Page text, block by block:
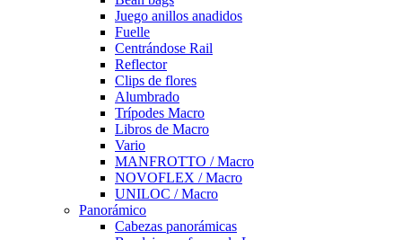
Juego anillos anadidos
Fuelle
Centrándose Rail
Reflector
Clips de flores
Alumbrado
Trípodes Macro
Libros de Macro
Vario
MANFROTTO / Macro
NOVOFLEX / Macro
UNILOC / Macro
Panorámico
Cabezas panorámicas